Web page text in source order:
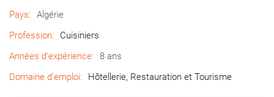
Pays:
Algérie
Profession:
Cuisiniers
Années d’expérience:
8 ans
Domaine d’emploi:
Hôtellerie, Restauration et Tourisme